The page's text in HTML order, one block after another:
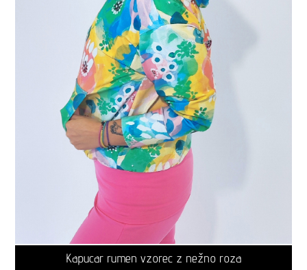
Kapucar rumen vzorec z nežno roza